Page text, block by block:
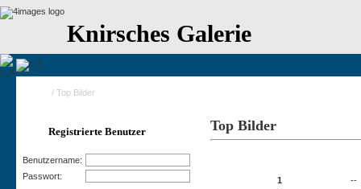
Knirsches Galerie
/ Top Bilder
Registrierte Benutzer
Benutzername:
Passwort:
Top Bilder
1
--